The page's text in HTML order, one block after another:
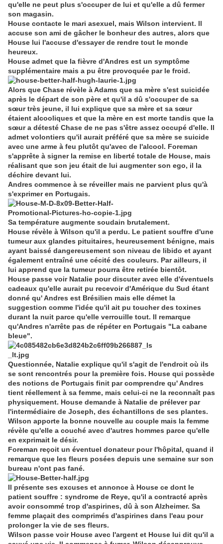
qu'elle ne peut plus s'occuper de lui et qu'elle a dû fermer
son magasin.
House contacte le mari asexuel, mais Wilson intervient. Il
accuse son ami de gâcher le bonheur des autres, alors que
House lui l'accuse d'essayer de rendre tout le monde
heureux.
House admet que la fièvre d'Andres est un symptôme
supplémentaire mais a pu être provoquée par le froid.
Alors que Chase révèle à Adams que sa mère s'est suicidée
après le départ de son père et qu'il a dû s'occuper de sa
sœur très jeune, il lui explique que sa mère et sa sœur
étaient alcooliques et que la mère en est morte tandis que la
sœur a détesté Chase de ne pas s'être assez occupé d'elle. Il
admet volontiers qu'il aurait préféré que sa mère se suicide
avec une arme à feu plutôt qu'avec de l'alcool. Foreman
s'apprête à signer la remise en liberté totale de House, mais
réalisant que son jeu était de lui augmenter son ego, il la
déchire devant lui.
Andres commence à se réveiller mais ne parvient plus qu'à
s'exprimer en Portugais.
Sa température augmente soudain brutalement.
House révèle à Wilson qu'il a perdu. Le patient souffre d'une
tumeur aux glandes pituitaires, heureusement bénigne, mais
ayant baissé dangereusement son niveau de libido et ayant
également entraîné une cécité des couleurs. Par ailleurs, il
lui apprend que la tumeur pourra être retirée bientôt.
House passe voir Natalie pour discuter avec elle d'éventuels
cadeaux qu'elle aurait pu recevoir d'Amérique du Sud étant
donné qu' Andres est Brésilien mais elle démet la
suggestion comme l'idée qu'il ait pu toucher des toxines
durant la nuit parce qu'elle verrouille tout. Il remarque
qu'Andres n'arrête pas de répéter en Portugais "La cabane
bleue".
Questionnée, Natalie explique qu'il s'agit de l'endroit où ils
se sont rencontrés pour la première fois. House qui possède
des notions de Portugais finit par comprendre qu' Andres
tient réellement à sa femme, mais celui-ci ne la reconnaît pas
physiquement. House demande à Natalie de prélever par
l'intermédiaire de Joseph, des échantillons de ses plantes.
Wilson apporte la bonne nouvelle au couple mais la femme
révèle qu'elle a couché avec d'autres hommes parce qu'elle
en exprimait le désir.
Foreman reçoit un éventuel donateur pour l'hôpital, quand il
remarque que les fleurs posées depuis une semaine sur son
bureau n'ont pas fané.
Il présente ses excuses et annonce à House ce dont le
patient souffre : syndrome de Reye, qu'il a contracté après
avoir consommé trop d'aspirines, dû à son Alzheimer. Sa
femme plaçait des comprimés d'aspirines dans l'eau pour
prolonger la vie de ses fleurs.
Wilson passe voir House avec l'argent et House lui dit qu'il a